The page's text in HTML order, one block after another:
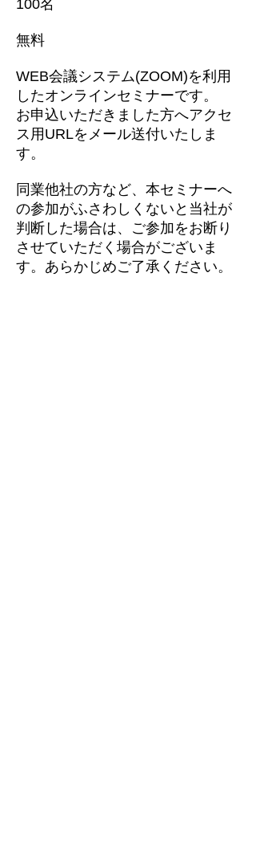
100名
無料
WEB会議システム(ZOOM)を利用
したオンラインセミナーです。
お申込いただきました方へアクセ
ス用URLをメール送付いたしま
す。
同業他社の方など、本セミナーへ
の参加がふさわしくないと当社が
判断した場合は、ご参加をお断り
させていただく場合がございま
す。あらかじめご了承ください。